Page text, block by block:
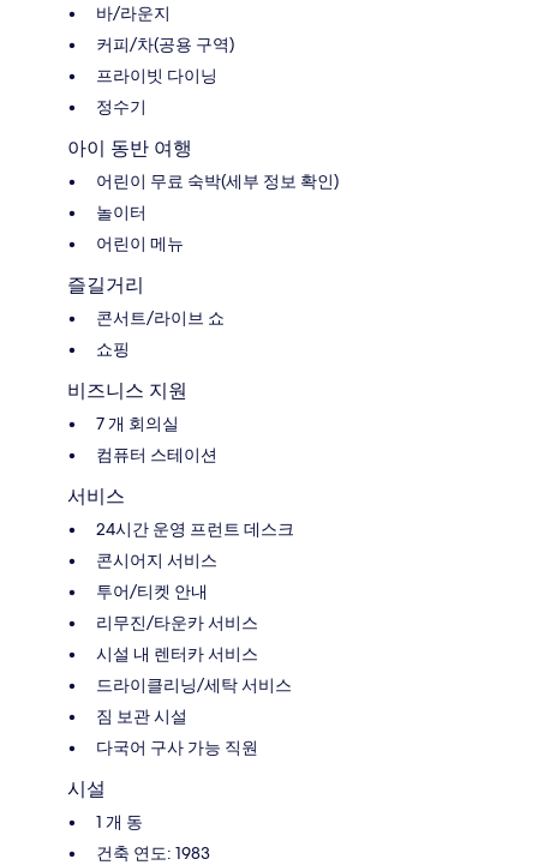
바/라운지
커피/차(공용 구역)
프라이빗 다이닝
정수기
아이 동반 여행
어린이 무료 숙박(세부 정보 확인)
놀이터
어린이 메뉴
즐길거리
콘서트/라이브 쇼
쇼핑
비즈니스 지원
7 개 회의실
컴퓨터 스테이션
서비스
24시간 운영 프런트 데스크
콘시어지 서비스
투어/티켓 안내
리무진/타운카 서비스
시설 내 렌터카 서비스
드라이클리닝/세탁 서비스
짐 보관 시설
다국어 구사 가능 직원
시설
1 개 동
건축 연도: 1983